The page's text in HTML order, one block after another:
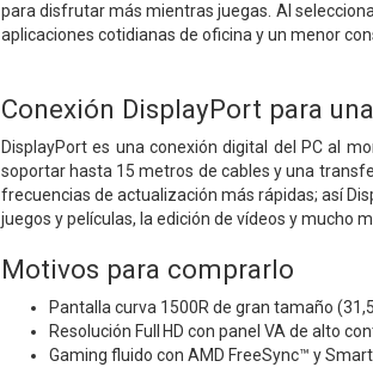
para disfrutar más mientras juegas. Al
aplicaciones cotidianas de oficina y un menor
Conexión DisplayPort para
DisplayPort es una conexión digital del PC al
soportar hasta 15 metros de cables y una
frecuencias de actualización más rápidas; así
juegos y películas, la edición de vídeos y mucho
Motivos para comprarlo
Pantalla curva 1500R de gran tamaño
Resolución Full HD con panel VA de alto
Gaming fluido con AMD FreeSync™ y